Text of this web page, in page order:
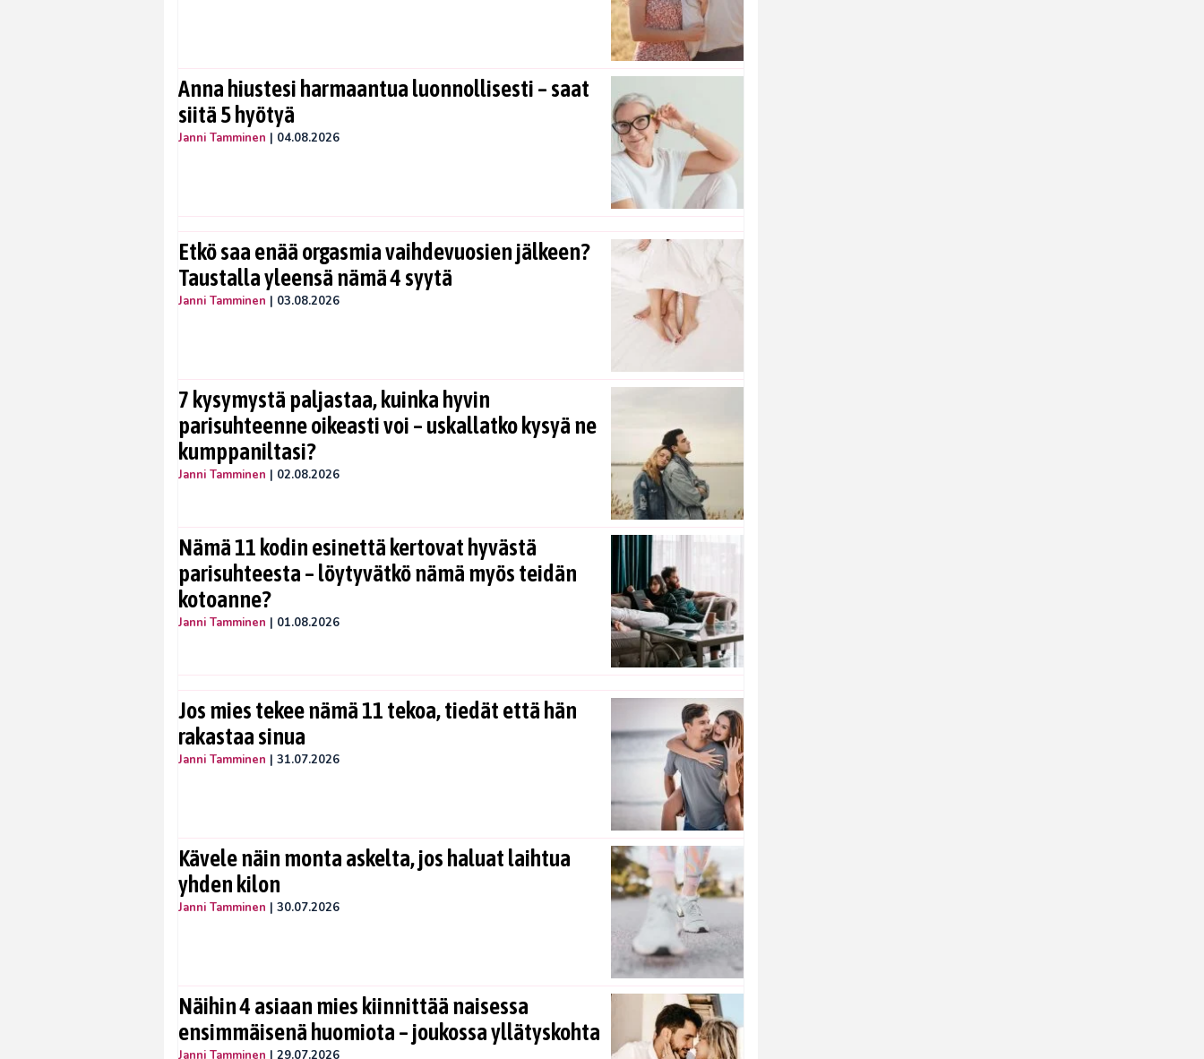
Anna hiustesi harmaantua luonnollisesti – saat
siitä 5 hyötyä
Janni Tamminen | 04.08.2026
Etkö saa enää orgasmia vaihdevuosien jälkeen?
Taustalla yleensä nämä 4 syytä
Janni Tamminen | 03.08.2026
7 kysymystä paljastaa, kuinka hyvin
parisuhteenne oikeasti voi – uskallatko kysyä ne
kumppaniltasi?
Janni Tamminen | 02.08.2026
Nämä 11 kodin esinettä kertovat hyvästä
parisuhteesta – löytyvätkö nämä myös teidän
kotoanne?
Janni Tamminen | 01.08.2026
Jos mies tekee nämä 11 tekoa, tiedät että hän
rakastaa sinua
Janni Tamminen | 31.07.2026
Kävele näin monta askelta, jos haluat laihtua
yhden kilon
Janni Tamminen | 30.07.2026
Näihin 4 asiaan mies kiinnittää naisessa
ensimmäisenä huomiota – joukossa yllätyskohta
Janni Tamminen | 29.07.2026